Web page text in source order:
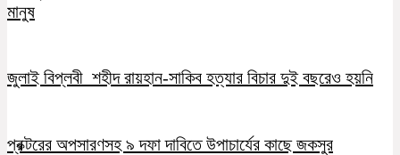
মানুষ
জুলাই বিপ্লবী শহীদ রায়হান-সাকিব হত্যার বিচার দুই বছরেও হয়নি
প্রক্টরের অপসারণসহ ৯ দফা দাবিতে উপাচার্যের কাছে জকসুর